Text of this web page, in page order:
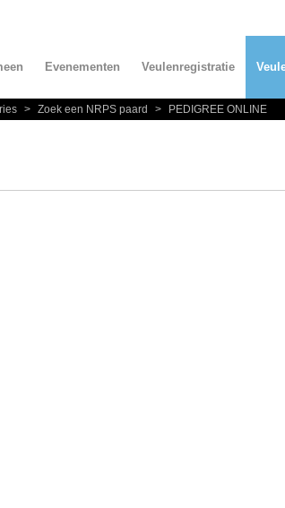
Evenementen Veulenregistratie
> Zoek een NRPS paard > PEDIGREE ONLINE